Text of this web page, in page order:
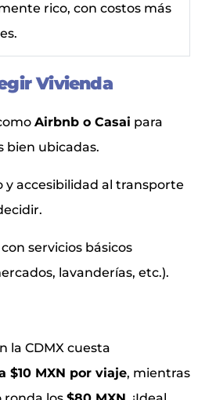
rico, con costos más
Vivienda
Airbnb o Casai para
bien ubicadas.
y accesibilidad al transporte
servicios básicos
lavanderías, etc.).
la CDMX cuesta
$10 MXN por viaje, mientras